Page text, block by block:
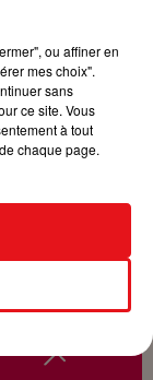
Gémeaux
ou affiner en
mes choix".
sans
ce site. Vous
à tout
chaque page.